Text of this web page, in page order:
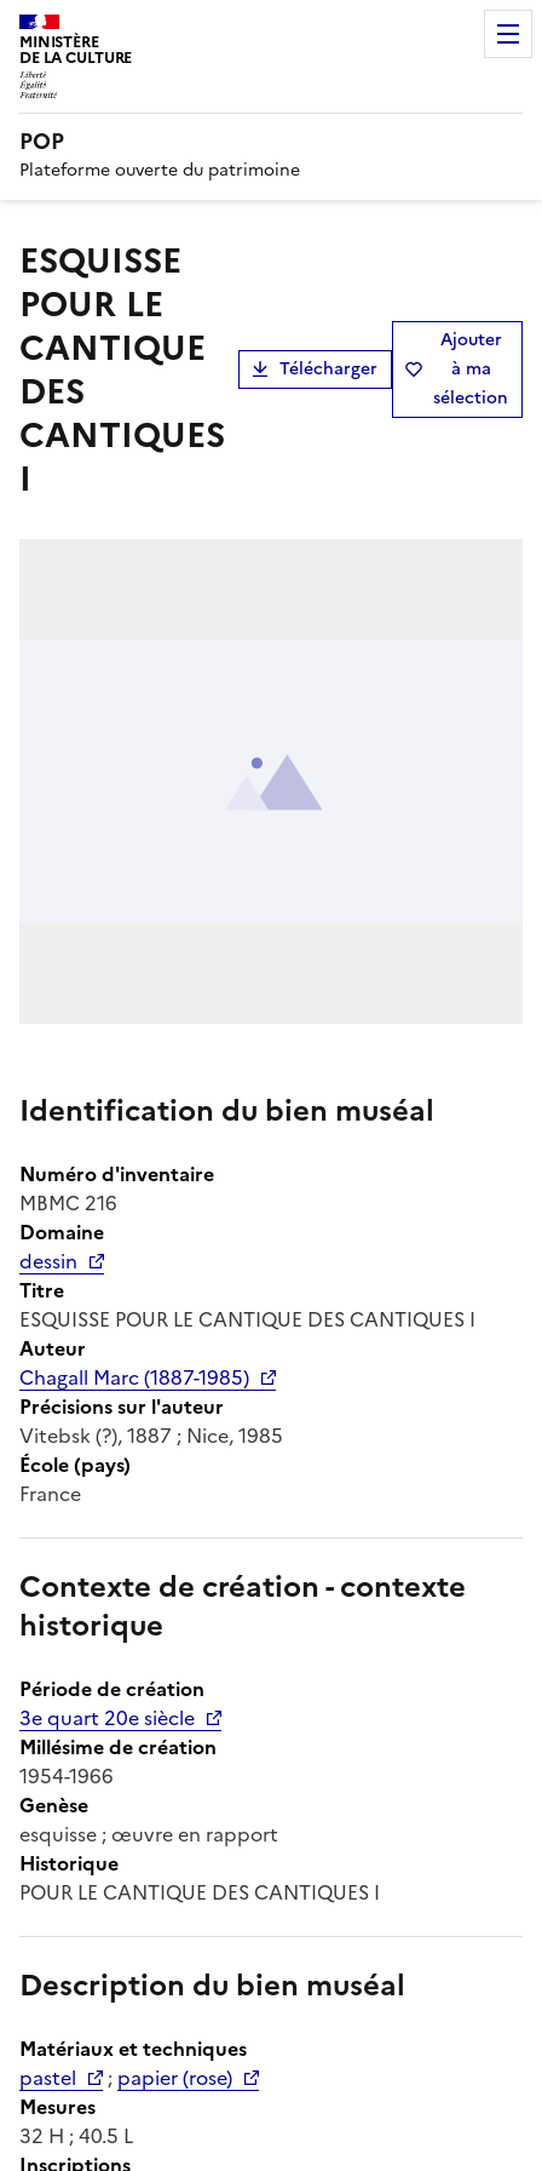
MINISTÈRE
DE LA CULTURE
POP
Plateforme ouverte du patrimoine
ESQUISSE
POUR LE
CANTIQUE
DES
CANTIQUES
I
Télécharger
Ajouter
à ma
sélection
Identification du bien muséal
Numéro d'inventaire
MBMC 216
Domaine
dessin
Titre
ESQUISSE POUR LE CANTIQUE DES CANTIQUES I
Auteur
Chagall Marc (1887-1985)
Précisions sur l'auteur
Vitebsk (?), 1887 ; Nice, 1985
École (pays)
France
Contexte de création - contexte
historique
Période de création
3e quart 20e siècle
Millésime de création
1954-1966
Genèse
esquisse ; œuvre en rapport
Historique
POUR LE CANTIQUE DES CANTIQUES I
Description du bien muséal
Matériaux et techniques
pastel
; papier (rose)
Mesures
32 H ; 40.5 L
Inscriptions